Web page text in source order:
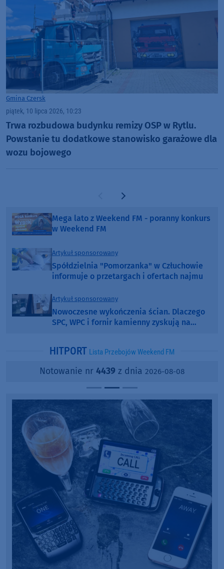
Gmina Czersk
piątek, 10 lipca 2026, 10:23
Trwa rozbudowa budynku remizy OSP w Rytlu.
Powstanie tu dodatkowe stanowisko garażowe dla
wozu bojowego
Poprzednia strona
Następna strona
Mega lato z Weekend FM - poranny konkurs
w Weekend FM
Artykuł sponsorowany
Spółdzielnia "Pomorzanka" w Człuchowie
informuje o przetargach i ofertach najmu
Artykuł sponsorowany
Nowoczesne wykończenia ścian. Dlaczego
SPC, WPC i fornir kamienny zyskują na
HITPORT Lista Przebojów Weekend FM
Notowanie nr 4439 z dnia 2026-08-08